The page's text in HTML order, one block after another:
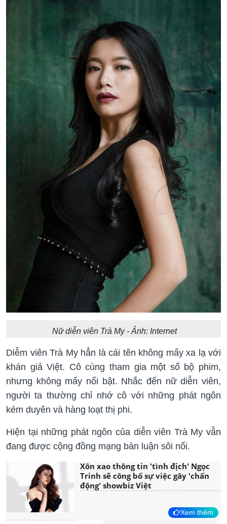
Nữ diễn viên Trà My - Ảnh: Internet
Diễm viên Trà My hẳn là cái tên không mấy xa lạ với
khán giả Việt. Cô cùng tham gia một số bộ phim,
nhưng không mấy nổi bật. Nhắc đến nữ diễn viên,
người ta thường chỉ nhớ cô với những phát ngôn
kém duyên và hàng loạt thị phi.
Hiện tại những phát ngôn của diễn viên Trà My vẫn
đang được cộng đồng mạng bàn luận sôi nổi.
Xôn xao thông tin 'tình địch' Ngọc
Trinh sẽ công bố sự việc gây 'chấn
động' showbiz Việt
Xem thêm